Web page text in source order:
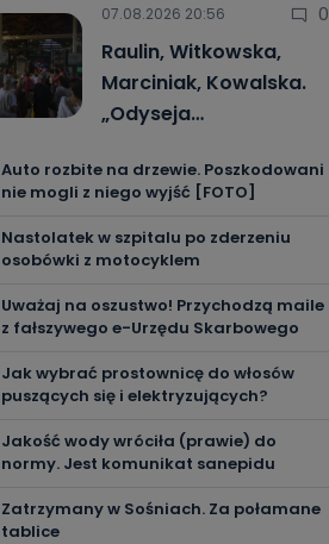
07.08.2026 20:56 0
Raulin, Witkowska,
Marciniak, Kowalska.
„Odyseja…
Auto rozbite na drzewie. Poszkodowani
nie mogli z niego wyjść [FOTO]
Nastolatek w szpitalu po zderzeniu
osobówki z motocyklem
Uważaj na oszustwo! Przychodzą maile
z fałszywego e-Urzędu Skarbowego
Jak wybrać prostownicę do włosów
puszących się i elektryzujących?
Jakość wody wróciła (prawie) do
normy. Jest komunikat sanepidu
Zatrzymany w Sośniach. Za połamane
tablice